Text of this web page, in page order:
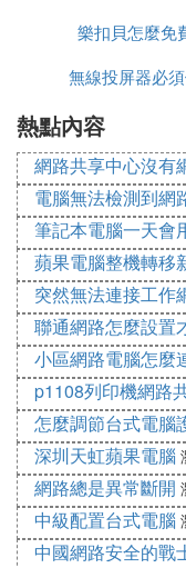
6、寬頻網路為共
4. 為什麼我的無
首先要弄清楚，手
網，它只能代表手
上了，也就是說手
但是路由器如果沒
不能上網，畢竟你
至於上不了網，可
常見的：1、路由
功，上不了網。
2、路由器撥號的
3、寬頻線路斷開
的ADSL燈是不是
檢查線路。
的
樂扣貝怎麼免
無線投屏器必
熱點內容
網路共享中心沒有
電腦無法檢測到網
筆記本電腦一天會
蘋果電腦整機轉移
突然無法連接工作
聯通網路怎麼設置
小區網路電腦怎麼
p1108列印機網路
怎麼調節台式電腦
深圳天虹蘋果電腦
網路總是異常斷開
中級配置台式電腦
中國網路安全的戰